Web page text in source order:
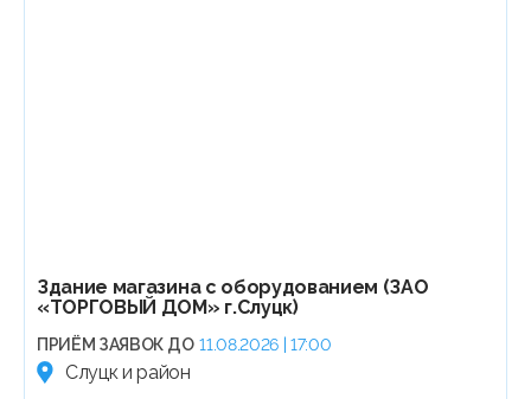
Здание магазина с оборудованием (ЗАО
«ТОРГОВЫЙ ДОМ» г.Слуцк)
ПРИЁМ ЗАЯВОК ДО 11.08.2026 | 17:00
Слуцк и район